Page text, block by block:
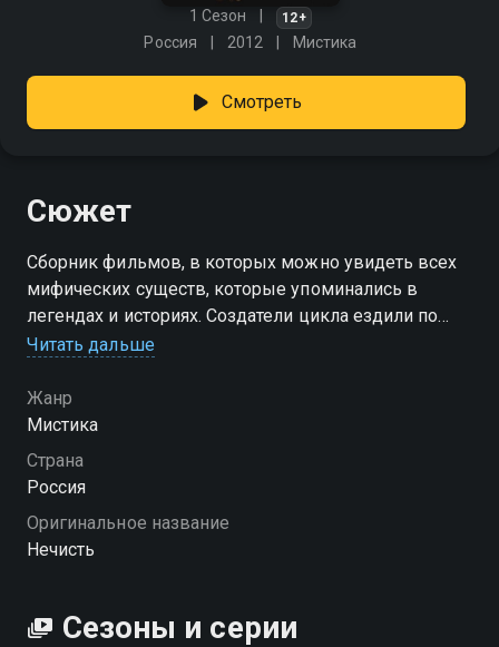
1 Сезон 12+
Россия 2012 Мистика
Смотреть
Сюжет
Сборник фильмов, в которых можно увидеть всех
мифических существ, которые упоминались в
легендах и историях. Создатели цикла ездили по
всему миру, собирая рассказы и свидетельства
Посмотреть онлайн 1 сезон сериала Нечисть вы
можете совершенно бесплатно в хорошем HD
качестве на Смотрёшке
Читать дальше
Жанр
Мистика
Страна
Россия
Оригинальное название
Нечисть
Сезоны и серии